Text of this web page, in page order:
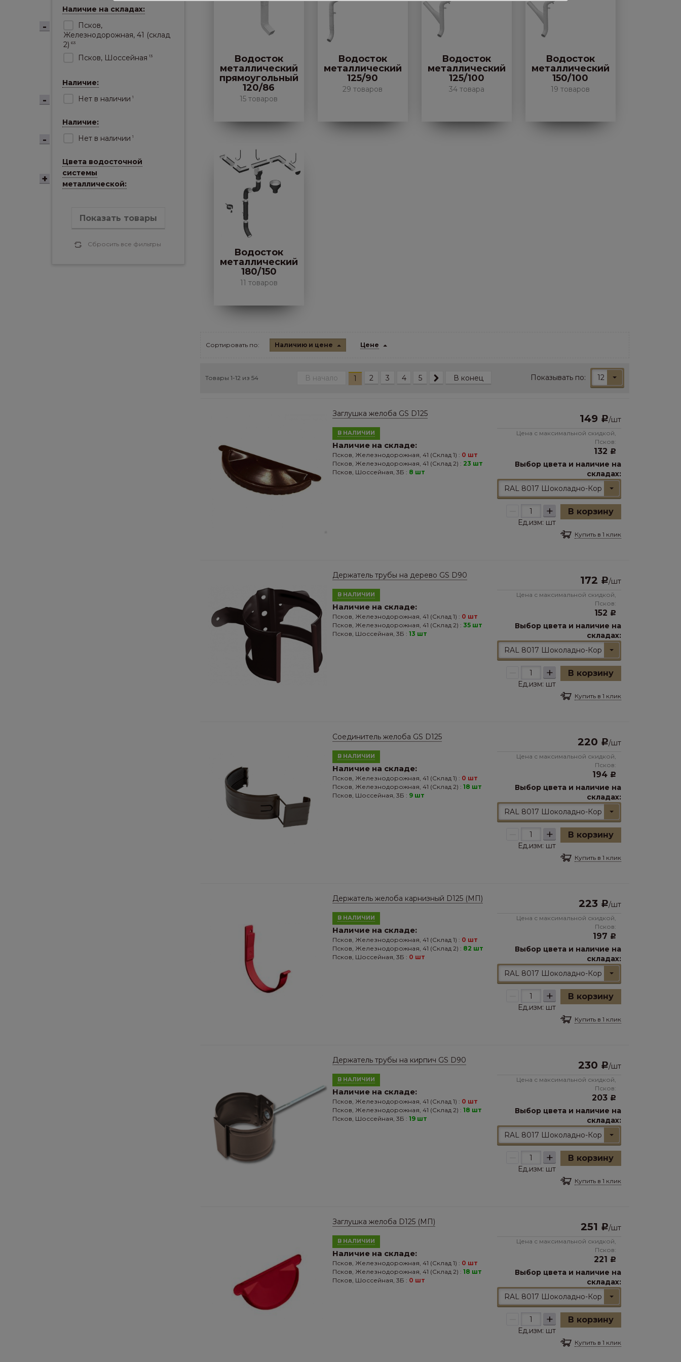
Наличие на складах:
Псков,
Железнодорожная, 41 (склад
2) 63
Псков, Шоссейная 13
Наличие:
Нет в наличии 1
Наличие:
Нет в наличии 1
Цвета водосточной
системы
металлической:
Показать товары
Сбросить все фильтры
Водосток
металлический
прямоугольный
120/86
15 товаров
Водосток
металлический
125/90
29 товаров
Водосток
металлический
125/100
34 товара
Водосток
металлический
150/100
19 товаров
Водосток
металлический
180/150
11 товаров
Сортировать по: Наличию и цене Цене
Показывать по: 12
Товары 1-12 из 54 В начало 1 2 3 4 5 В конец
Заглушка желоба GS D125
В НАЛИЧИИ
Наличие на складе:
Псков, Железнодорожная, 41 (Склад 1) : 0 шт
Псков, Железнодорожная, 41 (Склад 2) : 23 шт
Псков, Шоссейная, 3Б : 8 шт
149 Р/шт
Цена с максимальной скидкой,
Псков:
132 Р
Выбор цвета и наличие на
складах:
RAL 8017 Шоколадно-Коричневый
+
Ед.изм: шт
В корзину
Купить в 1 клик
Держатель трубы на дерево GS D90
В НАЛИЧИИ
Наличие на складе:
Псков, Железнодорожная, 41 (Склад 1) : 0 шт
Псков, Железнодорожная, 41 (Склад 2) : 35 шт
Псков, Шоссейная, 3Б : 13 шт
172 Р/шт
Цена с максимальной скидкой,
Псков:
152 Р
Выбор цвета и наличие на
складах:
RAL 8017 Шоколадно-Коричневый
+
Ед.изм: шт
В корзину
Купить в 1 клик
Соединитель желоба GS D125
В НАЛИЧИИ
Наличие на складе:
Псков, Железнодорожная, 41 (Склад 1) : 0 шт
Псков, Железнодорожная, 41 (Склад 2) : 18 шт
Псков, Шоссейная, 3Б : 9 шт
220 Р/шт
Цена с максимальной скидкой,
Псков:
194 Р
Выбор цвета и наличие на
складах:
RAL 8017 Шоколадно-Коричневый
+
Ед.изм: шт
В корзину
Купить в 1 клик
Держатель желоба карнизный D125 (МП)
В НАЛИЧИИ
Наличие на складе:
Псков, Железнодорожная, 41 (Склад 1) : 0 шт
Псков, Железнодорожная, 41 (Склад 2) : 82 шт
Псков, Шоссейная, 3Б : 0 шт
223 Р/шт
Цена с максимальной скидкой,
Псков:
197 Р
Выбор цвета и наличие на
складах:
RAL 8017 Шоколадно-Коричневый
+
Ед.изм: шт
В корзину
Купить в 1 клик
Держатель трубы на кирпич GS D90
В НАЛИЧИИ
Наличие на складе:
Псков, Железнодорожная, 41 (Склад 1) : 0 шт
Псков, Железнодорожная, 41 (Склад 2) : 18 шт
Псков, Шоссейная, 3Б : 19 шт
230 Р/шт
Цена с максимальной скидкой,
Псков:
203 Р
Выбор цвета и наличие на
складах:
RAL 8017 Шоколадно-Коричневый
+
Ед.изм: шт
В корзину
Купить в 1 клик
Заглушка желоба D125 (МП)
В НАЛИЧИИ
Наличие на складе:
Псков, Железнодорожная, 41 (Склад 1) : 0 шт
Псков, Железнодорожная, 41 (Склад 2) : 18 шт
Псков, Шоссейная, 3Б : 0 шт
251 Р/шт
Цена с максимальной скидкой,
Псков:
221 Р
Выбор цвета и наличие на
складах:
RAL 8017 Шоколадно-Коричневый
+
Ед.изм: шт
В корзину
Купить в 1 клик